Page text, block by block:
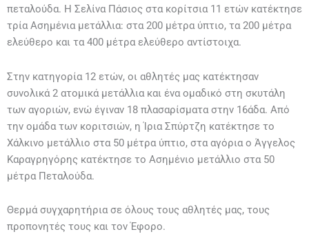
πεταλούδα. Η Σελίνα Πάσιος στα κορίτσια 11 ετών κατέκτησε
τρία Ασημένια μετάλλια: στα 200 μέτρα ύπτιο, τα 200 μέτρα
ελεύθερο και τα 400 μέτρα ελεύθερο αντίστοιχα.
Στην κατηγορία 12 ετών, οι αθλητές μας κατέκτησαν
συνολικά 2 ατομικά μετάλλια και ένα ομαδικό στη σκυτάλη
των αγοριών, ενώ έγιναν 18 πλασαρίσματα στην 16άδα. Από
την ομάδα των κοριτσιών, η Ίρια Σπύρτζη κατέκτησε το
Χάλκινο μετάλλιο στα 50 μέτρα ύπτιο, στα αγόρια ο Άγγελος
Καραγρηγόρης κατέκτησε το Ασημένιο μετάλλιο στα 50
μέτρα Πεταλούδα.
Θερμά συγχαρητήρια σε όλους τους αθλητές μας, τους
προπονητές τους και τον Έφορο.